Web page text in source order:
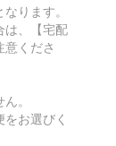
ります。
は、【宅配
くださ
。
お選びく